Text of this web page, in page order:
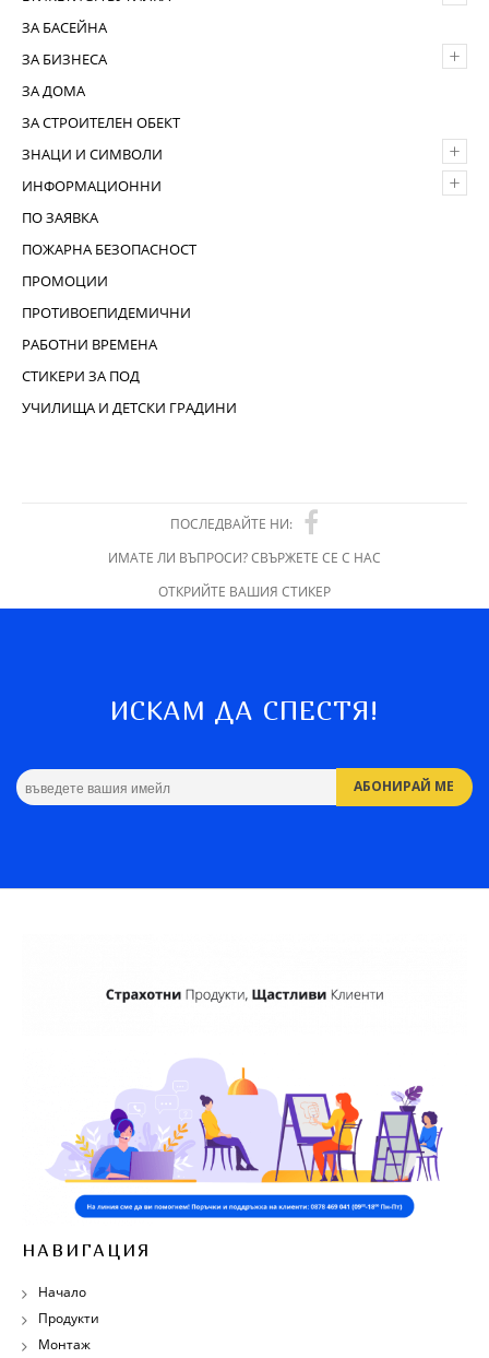
ЗА БАСЕЙНА
+
ЗА БИЗНЕСА
ЗА ДОМА
ЗА СТРОИТЕЛЕН ОБЕКТ
+
ЗНАЦИ И СИМВОЛИ
+
ИНФОРМАЦИОННИ
ПО ЗАЯВКА
ПОЖАРНА БЕЗОПАСНОСТ
ПРОМОЦИИ
ПРОТИВОЕПИДЕМИЧНИ
РАБОТНИ ВРЕМЕНА
СТИКЕРИ ЗА ПОД
УЧИЛИЩА И ДЕТСКИ ГРАДИНИ
ПОСЛЕДВАЙТЕ НИ:
ИМАТЕ ЛИ ВЪПРОСИ? СВЪРЖЕТЕ СЕ С НАС
ОТКРИЙТЕ ВАШИЯ СТИКЕР
ИСКАМ ДА СПЕСТЯ!
НАВИГАЦИЯ
Начало
Продукти
Монтаж